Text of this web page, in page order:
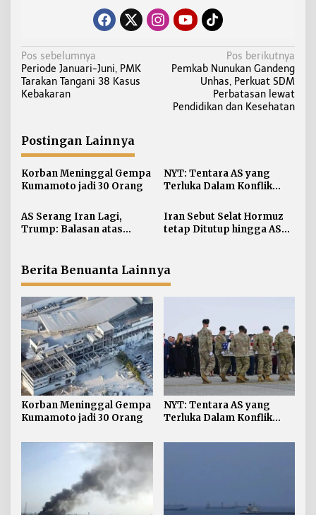
N
a
v
a
s
i
p
o
s
Pos sebelumnya
Periode Januari-Juni, PMK
Tarakan Tangani 38 Kasus
Kebakaran
Pos berikutnya
Pemkab Nunukan Gandeng
Unhas, Perkuat SDM
Perbatasan lewat
Pendidikan dan Kesehatan
Postingan Lainnya
Korban Meninggal Gempa
Kumamoto jadi 30 Orang
NYT: Tentara AS yang
Terluka Dalam Konflik
AS Serang Iran Lagi,
Trump: Balasan atas
Iran Sebut Selat Hormuz
tetap Ditutup hingga AS
Berita Benuanta Lainnya
Korban Meninggal Gempa
Kumamoto jadi 30 Orang
NYT: Tentara AS yang
Terluka Dalam Konflik